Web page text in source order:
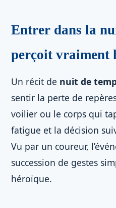
Entrer dans la
perçoit vraiment
Un récit de nuit de
sentir la perte de
voilier ou le corps qui
fatigue et la décision
Vu par un coureur,
succession de gestes
héroïque.